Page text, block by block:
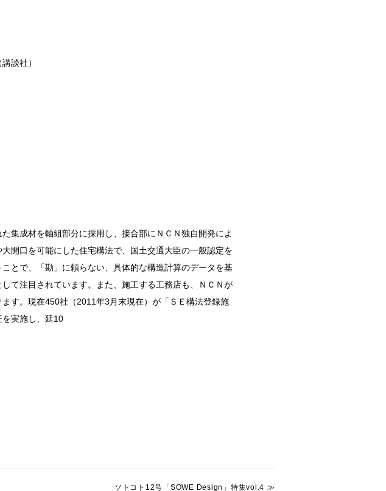
談社）
集成材を軸組部分に採用し、接合部にＮＣＮ独自開発によ
開口を可能にした住宅構法で、国土交通大臣の一般認定を
とで、「勘」に頼らない、具体的な構造計算のデータを基
て注目されています。また、施工する工務店も、ＮＣＮが
す。現在450社（2011年3月末現在）が「ＳＥ構法登録施
実施し、延10
ソトコト12号「SOWE Design」特集vol.4